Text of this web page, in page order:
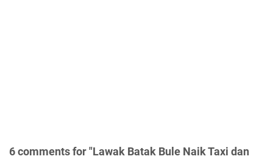
6 comments for "Lawak Batak Bule Naik Taxi dan